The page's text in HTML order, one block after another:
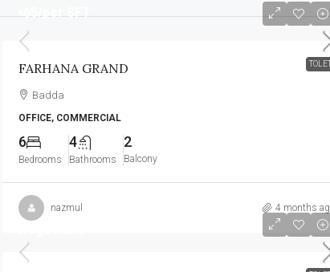
৳65/per SFT
FARHANA GRAND
Badda
OFFICE, COMMERCIAL
6
Bedrooms
4
Bathrooms
2
Balcony
nazmul 4 months